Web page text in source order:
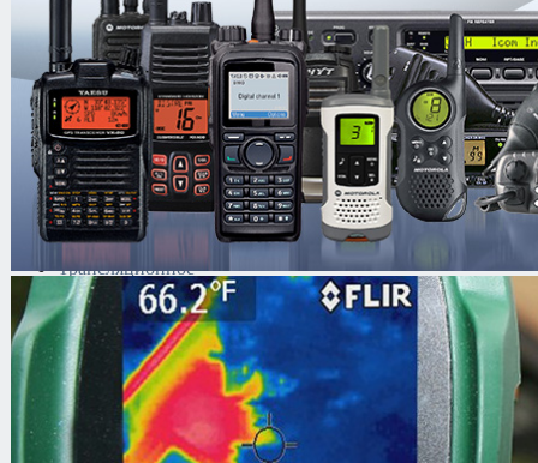
оборудование
Microdigital
NeoVizus
Panasonic
Видеокамеры
Объективы
TFT мониторы
Видеосервера
Программное
обеспечение
Интеллектуальные
системы
Трансляционное
оборудование
Контроль доступа
Каталог/Системы
Beward/Системы передачи